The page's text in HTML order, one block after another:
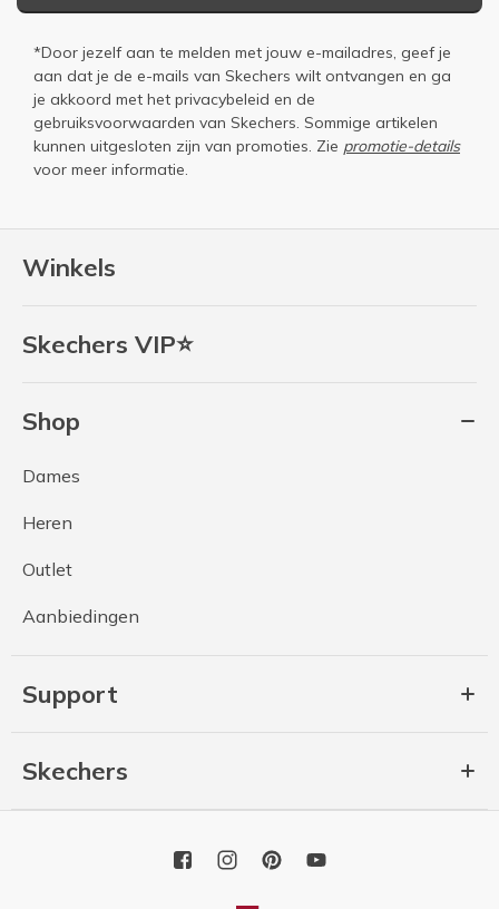
Winkels
Skechers VIP⭐
Shop
Dames
Heren
Outlet
Aanbiedingen
Support
Skechers
*Door jezelf aan te melden met jouw e-mailadres, geef je
aan dat je de e-mails van Skechers wilt ontvangen en ga
je akkoord met het privacybeleid en de
gebruiksvoorwaarden van Skechers. Sommige artikelen
kunnen uitgesloten zijn van promoties. Zie promotie-details
voor meer informatie.